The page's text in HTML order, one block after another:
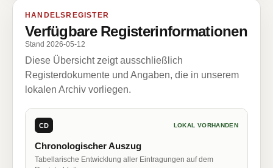
HANDELSREGISTER
Verfügbare Registerinformationen
Stand 2026-05-12
Diese Übersicht zeigt ausschließlich
Registerdokumente und Angaben, die in unserem
lokalen Archiv vorliegen.
CD LOKAL VORHANDEN
Chronologischer Auszug
Tabellarische Entwicklung aller Eintragungen auf dem